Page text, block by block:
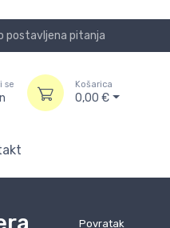
postavljena pitanja
se Košarica
0,00 €
Povratak